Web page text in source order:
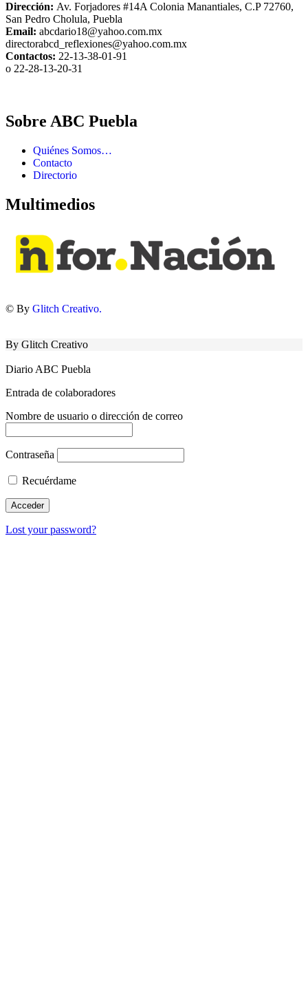
Dirección: Av. Forjadores #14A Colonia Manantiales, C.P 72760,
San Pedro Cholula, Puebla
Email: abcdario18@yahoo.com.mx
directorabcd_reflexiones@yahoo.com.mx
Contactos: 22-13-38-01-91
o 22-28-13-20-31
Sobre ABC Puebla
Quiénes Somos…
Contacto
Directorio
Multimedios
© By Glitch Creativo.
By Glitch Creativo
Diario ABC Puebla
Entrada de colaboradores
Nombre de usuario o dirección de correo
Contraseña
Recuérdame
Lost your password?